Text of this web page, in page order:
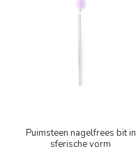
Puimsteen nagelfrees bit in
sferische vorm